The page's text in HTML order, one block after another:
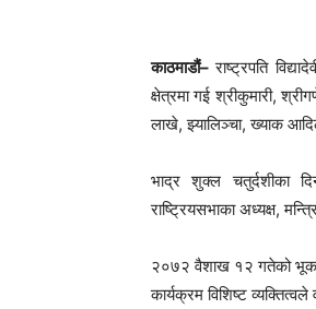
काठमाडौं– राष्ट्रपति
क्षेत्रमा गई श्रीकुमारी,
लाखे, झ्यालिञ्चा, ख्याक
भाद्र शुक्ल चतुर्दशीका
राष्ट्रियसभाका अध्यक्ष,
२०७२ वैशाख १२ गतेको
कार्यक्रम विशिष्ट